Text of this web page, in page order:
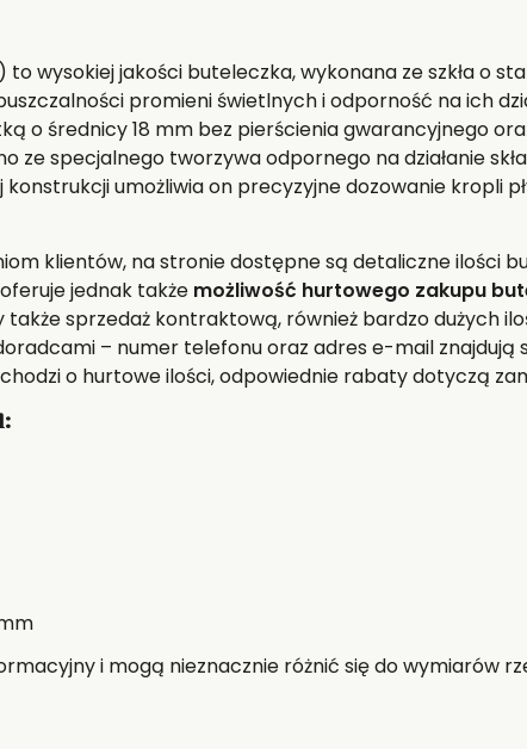
to wysokiej jakości buteleczka, wykonana ze szkła o
promieni świetlnych i odporność na ich
o średnicy 18 mm bez pierścienia gwarancyjnego
ze specjalnego tworzywa odpornego na działanie
umożliwia on precyzyjne dozowanie kropli
klientów, na stronie dostępne są detaliczne ilości
jednak także możliwość hurtowego zakupu
sprzedaż kontraktową, również bardzo dużych
– numer telefonu oraz adres e-mail znajdują
o hurtowe ilości, odpowiednie rabaty dotyczą
i mogą nieznacznie różnić się do wymiarów